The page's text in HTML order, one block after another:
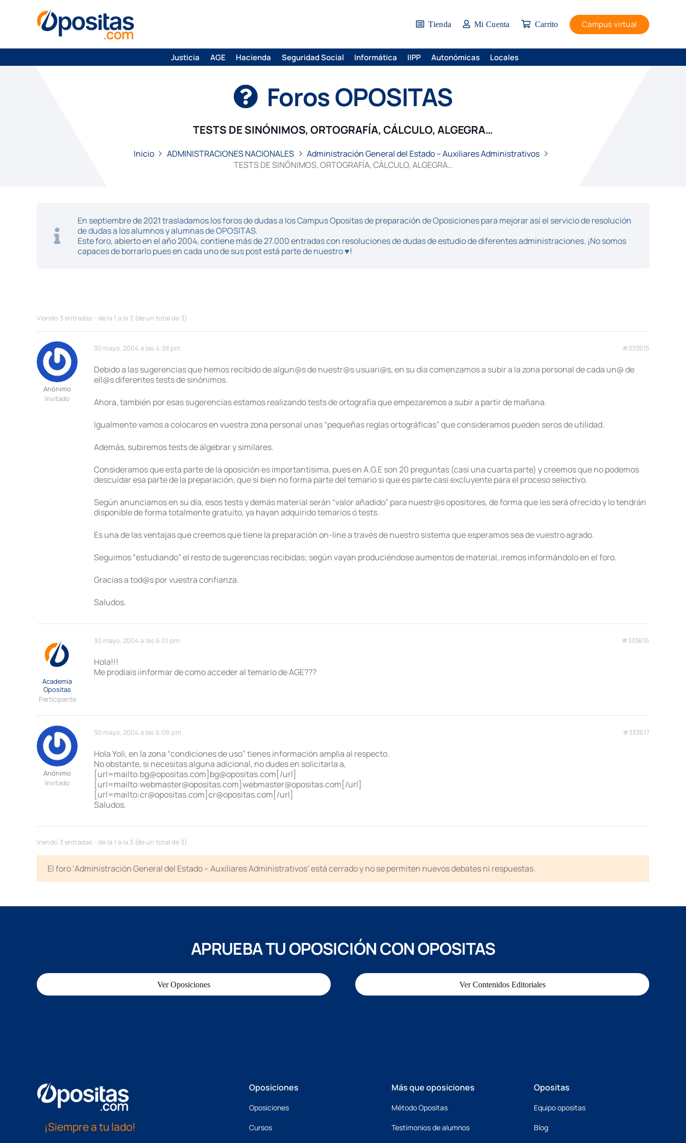
Tienda Mi Cuenta Carrito Campus virtual
Justicia AGE Hacienda Seguridad Social Informática IIPP Autonómicas Locales
Foros OPOSITAS
TESTS DE SINÓNIMOS, ORTOGRAFÍA, CÁLCULO, ALGEGRA…
Inicio ADMINISTRACIONES NACIONALES
Administración General del Estado – Auxiliares Administrativos
TESTS DE SINÓNIMOS, ORTOGRAFÍA, CÁLCULO, ALGEGRA…
En septiembre de 2021 trasladamos los foros de dudas a los Campus Opositas de preparación de Oposiciones para mejorar así el servicio de resolución
de dudas a los alumnos y alumnas de OPOSITAS.
Este foro, abierto en el año 2004, contiene más de 27.000 entradas con resoluciones de dudas de estudio de diferentes administraciones. ¡No somos
capaces de borrarlo pues en cada uno de sus post está parte de nuestro ♥!
Viendo 3 entradas - de la 1 a la 3 (de un total de 3)
30 mayo, 2004 a las 4:38 pm #333615
Anónimo
Invitado
Debido a las sugerencias que hemos recibido de algun@s de nuestr@s usuari@s, en su día comenzamos a subir a la zona personal de cada un@ de
ell@s diferentes tests de sinónimos.
Ahora, también por esas sugerencias estamos realizando tests de ortografía que empezaremos a subir a partir de mañana.
Igualmente vamos a colocaros en vuestra zona personal unas “pequeñas reglas ortográficas” que consideramos pueden seros de utilidad.
Además, subiremos tests de álgebrar y similares.
Consideramos que esta parte de la oposición es importantísima, pues en A.G.E son 20 preguntas (casi una cuarta parte) y creemos que no podemos
descuidar esa parte de la preparación, que si bien no forma parte del temario si que es parte casi excluyente para el proceso selectivo.
Según anunciamos en su día, esos tests y demás material serán “valor añadido” para nuestr@s opositores, de forma que les será ofrecido y lo tendrán
disponible de forma totalmente gratuito, ya hayan adquirido temarios ó tests.
Es una de las ventajas que creemos que tiene la preparación on-line a través de nuestro sistema que esperamos sea de vuestro agrado.
Seguimos “estudiando” el resto de sugerencias recibidas; según vayan produciéndose aumentos de material, iremos informándolo en el foro.
Gracias a tod@s por vuestra confianza.
Saludos.
30 mayo, 2004 a las 6:01 pm #333616
Academia
Opositas
Participante
Hola!!!
Me prodiais iinformar de como acceder al temario de AGE???
30 mayo, 2004 a las 6:06 pm #333617
Anónimo
Invitado
Hola Yoli, en la zona “condiciones de uso” tienes información amplia al respecto.
No obstante, si necesitas alguna adicional, no dudes en solicitarla a,
[url=mailto:bg@opositas.com]bg@opositas.com[/url]
[url=mailto:webmaster@opositas.com]webmaster@opositas.com[/url]
[url=mailto:cr@opositas.com]cr@opositas.com[/url]
Saludos.
Viendo 3 entradas - de la 1 a la 3 (de un total de 3)
El foro ‘Administración General del Estado – Auxiliares Administrativos’ está cerrado y no se permiten nuevos debates ni respuestas.
APRUEBA TU OPOSICIÓN CON OPOSITAS
Ver Oposiciones Ver Contenidos Editoriales
¡Siempre a tu lado!
Oposiciones
Oposiciones
Cursos
Más que oposiciones
Método Opositas
Testimonios de alumnos
Opositas
Equipo opositas
Blog